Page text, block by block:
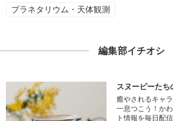
プラネタリウム・天体観測
編集部イチオシ
スヌーピーたち
癒やされるキャ
一息つこう！か
ト情報を毎日配信